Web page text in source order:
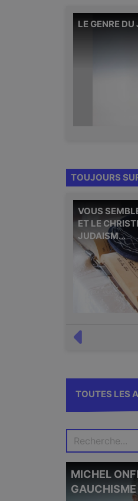
LE GENRE
TOUJOURS
VOUS
ET LE
JUDAISM...
TOUTES LES
MICHEL